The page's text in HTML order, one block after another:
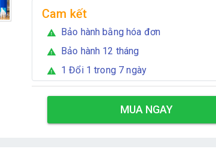
Cam kết
warning Bảo hành bằng hóa đơn
warning Bảo hành 12 tháng
warning 1 Đổi 1 trong 7 ngày
MUA NGAY